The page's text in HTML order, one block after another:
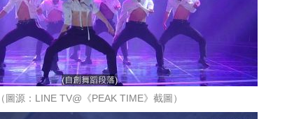
（圖源：LINE TV@《PEAK TIME》截圖）